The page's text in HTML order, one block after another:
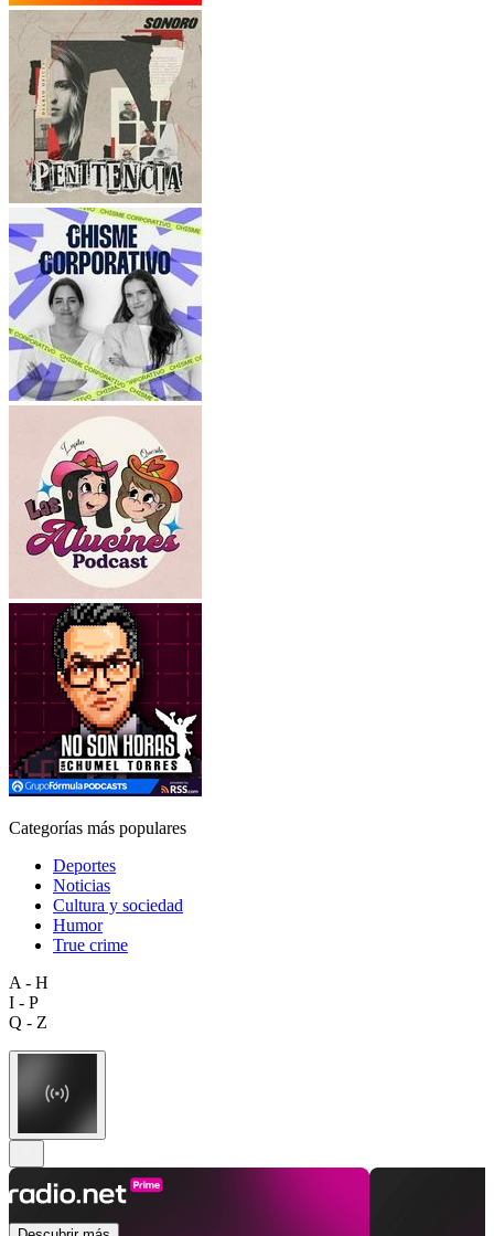
Categorías más populares
Deportes
Noticias
Cultura y sociedad
Humor
True crime
A - H
I - P
Q - Z